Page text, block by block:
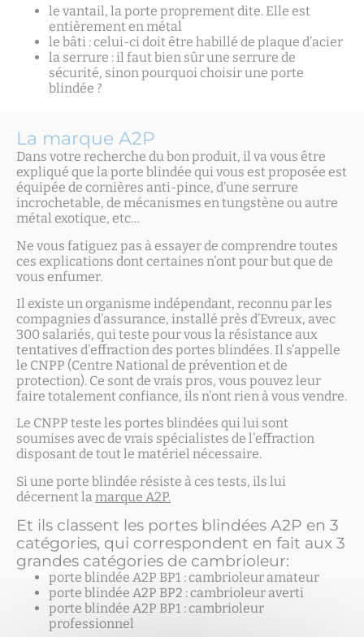
le vantail, la porte proprement dite. Elle est
entièrement en métal
le bâti : celui-ci doit être habillé de plaque d’acier
la serrure : il faut bien sûr une serrure de
sécurité, sinon pourquoi choisir une porte
blindée ?
La marque A2P
Dans votre recherche du bon produit, il va vous être
expliqué que la porte blindée qui vous est proposée est
équipée de cornières anti-pince, d’une serrure
incrochetable, de mécanismes en tungstène ou autre
métal exotique, etc…
Ne vous fatiguez pas à essayer de comprendre toutes
ces explications dont certaines n’ont pour but que de
vous enfumer.
Il existe un organisme indépendant, reconnu par les
compagnies d’assurance, installé près d’Evreux, avec
300 salariés, qui teste pour vous la résistance aux
tentatives d’effraction des portes blindées. Il s’appelle
le CNPP (Centre National de prévention et de
protection). Ce sont de vrais pros, vous pouvez leur
faire totalement confiance, ils n’ont rien à vous vendre.
Le CNPP teste les portes blindées qui lui sont
soumises avec de vrais spécialistes de l’effraction
disposant de tout le matériel nécessaire.
Si une porte blindée résiste à ces tests, ils lui
décernent lamarque A2P.
Et ils classent les portes blindées A2P en 3
catégories, qui correspondent en fait aux 3
grandes catégories de cambrioleur:
porte blindée A2P BP1 : cambrioleur amateur
porte blindée A2P BP2 : cambrioleur averti
porte blindée A2P BP1 : cambrioleur
professionnel